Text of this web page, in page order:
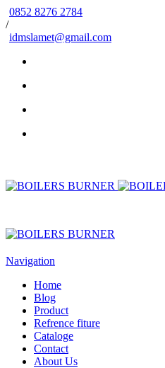
0852 8276 2784
/
idmslamet@gmail.com
Navigation
Home
Blog
Product
Refrence fiture
Cataloge
Contact
About Us